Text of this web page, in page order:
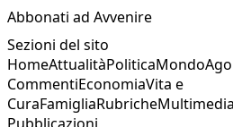
Abbonati ad Avvenire
Sezioni del sito
HomeAttualitàPoliticaMondo
CommentiEconomiaVita e
CuraFamigliaRubricheMultimedia